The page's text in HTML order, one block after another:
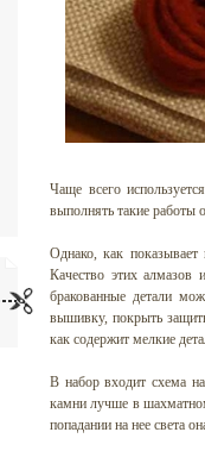
Чаще всего
выполнять такие работы
Однако, как
Качество этих алмазов
бракованные детали
вышивку, покрыть
как содержит мелкие
В набор входит схема
камни лучше в
попадании на нее света